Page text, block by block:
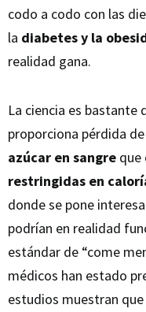
codo a codo con las
la diabetes y la
realidad gana.
La ciencia es
proporciona pérdida
azúcar en sangre que
restringidas en
donde se pone
podrían en realidad
estándar de “come
médicos han estado
estudios muestran que